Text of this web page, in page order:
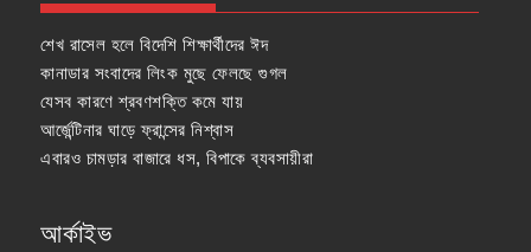
শেখ রাসেল হলে বিদেশি শিক্ষার্থীদের ঈদ
কানাডার সংবাদের লিংক মুছে ফেলছে গুগল
যেসব কারণে শ্রবণশক্তি কমে যায়
আর্জেন্টিনার ঘাড়ে ফ্রান্সের নিশ্বাস
এবারও চামড়ার বাজারে ধস, বিপাকে ব্যবসায়ীরা
আর্কাইভ